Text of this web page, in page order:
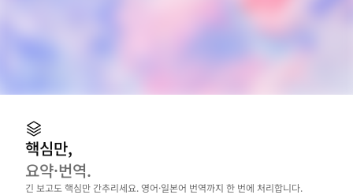
핵심만,
요약·번역.
긴 보고도 핵심만 간추리세요. 영어·일본어 번역까지 한 번에 처리합니다.